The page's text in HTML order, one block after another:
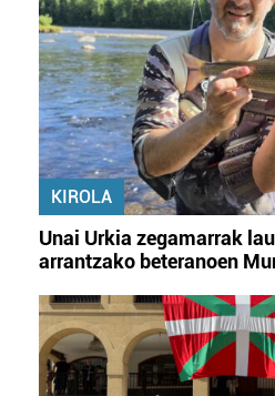
KIROLA
Unai Urkia zegamarrak
arrantzako beteranoen